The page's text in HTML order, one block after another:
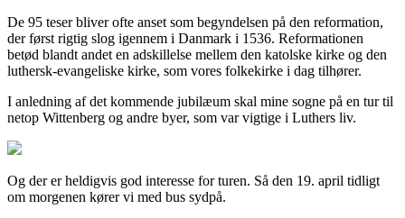
De 95 teser bliver ofte anset som begyndelsen på den reformation,
der først rigtig slog igennem i Danmark i 1536. Reformationen
betød blandt andet en adskillelse mellem den katolske kirke og den
luthersk-evangeliske kirke, som vores folkekirke i dag tilhører.
I anledning af det kommende jubilæum skal mine sogne på en tur til
netop Wittenberg og andre byer, som var vigtige i Luthers liv.
Og der er heldigvis god interesse for turen. Så den 19. april tidligt
om morgenen kører vi med bus sydpå.